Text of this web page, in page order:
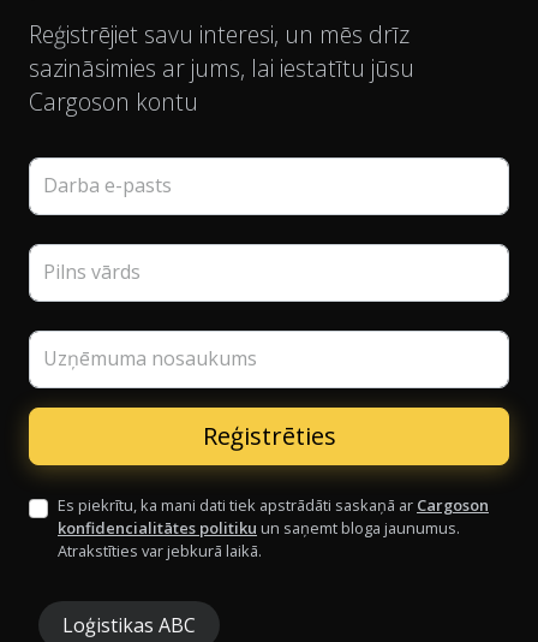
Reģistrējiet savu interesi, un mēs drīz
sazināsimies ar jums, lai iestatītu jūsu
Cargoson kontu
Darba e-pasts
Pilns vārds
Uzņēmuma nosaukums
Es piekrītu, ka mani dati tiek apstrādāti saskaņā ar Cargoson
konfidencialitātes politiku un saņemt bloga jaunumus.
Atrakstīties var jebkurā laikā.
Loģistikas ABC